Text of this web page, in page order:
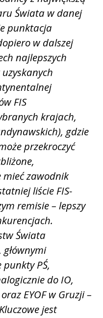
Świata w danej
punktacja
w dalszej
najlepszych
FIS
krajach,
gdzie
przekroczyć
mieć zawodnik
liście FIS-
remisie – lepszy
Świata
PŚ,
do IO,
EYOF w Gruzji –
jest